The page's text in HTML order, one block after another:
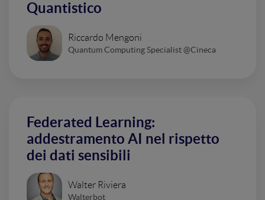
Quantistico
Riccardo Mengoni
Quantum Computing Specialist @Cineca
Federated Learning:
addestramento AI nel rispetto
dei dati sensibili
Walter Riviera
Walterbot